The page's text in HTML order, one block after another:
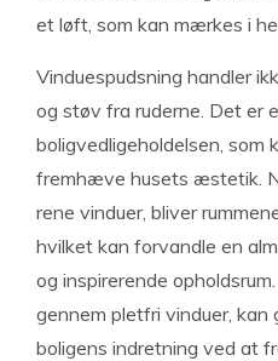
et løft, som kan mærkes i
Vinduespudsning handler
og støv fra ruderne. Det er
boligvedligeholdelsen, som
fremhæve husets æstetik.
rene vinduer, bliver
hvilket kan forvandle en
og inspirerende
gennem pletfri vinduer,
boligens indretning ved at